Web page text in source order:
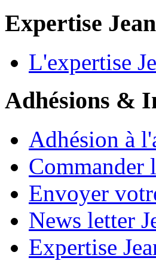
Expertise
L'expertise
Adhésions &
Adhésion à
Commander
Envoyer
News letter
Expertise